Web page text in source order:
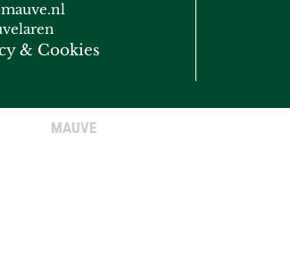
& Cookies
MAUVE· ALL RIGHTS RESERVED